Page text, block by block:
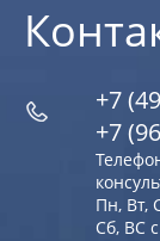
+7
+7
Пн, Вт,
Сб, ВС